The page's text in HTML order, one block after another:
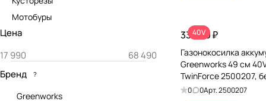
40V
33 990 ₽
Газонокосилка
Greenworks 49 см
TwinForce 2500207,
0 0Арт.2500207
Мотобуры
Цена
Бренд ?
Greenworks